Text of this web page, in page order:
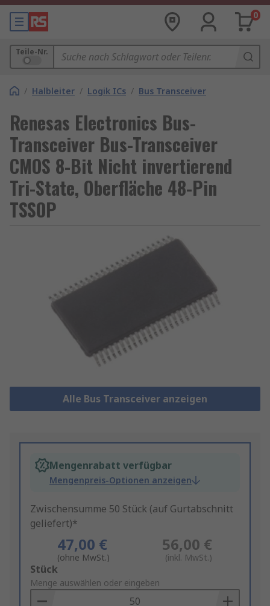
0
Teile-Nr.
/ Halbleiter / Logik ICs / Bus Transceiver
Renesas Electronics Bus-
Transceiver Bus-Transceiver
CMOS 8-Bit Nicht invertierend
Tri-State, Oberfläche 48-Pin
TSSOP
Alle Bus Transceiver anzeigen
Mengenrabatt verfügbar
Mengenpreis-Optionen anzeigen
Zwischensumme 50 Stück (auf Gurtabschnitt
geliefert)*
47,00 €
(ohne MwSt.)
56,00 €
(inkl. MwSt.)
Add
to
Basket
Stück
Menge auswählen oder eingeben